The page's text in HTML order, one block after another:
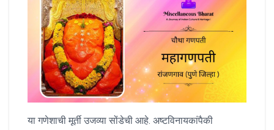
या गणेशाची मूर्ती उजव्या सोंडेची आहे. अष्टविनायकांपैकी